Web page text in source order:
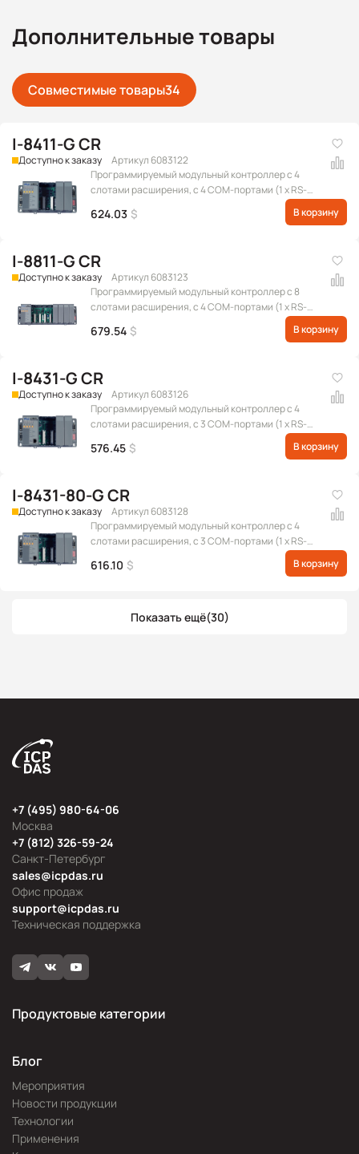
Дополнительные товары
Совместимые товары34
I-8411-G CR
Доступно к заказу
Артикул 6083122
Программируемый модульный контроллер с 4
слотами расширения, с 4 COM-портами (1 x RS-
232 для обновления прошивки, 1 x RS-485, 1 x RS-
232/RS-485, 1 x RS-232), серого цвета
624.03 $ В корзину
I-8811-G CR
Доступно к заказу
Артикул 6083123
Программируемый модульный контроллер с 8
слотами расширения, с 4 COM-портами (1 x RS-
232 для обновления прошивки, 1 x RS-485, 1 x RS-
232/RS-485, 1 x RS-232), серого цвета
679.54 $ В корзину
I-8431-G CR
Доступно к заказу
Артикул 6083126
Программируемый модульный контроллер с 4
слотами расширения, с 3 COM-портами (1 x RS-
232 для обновления прошивки, 1 x RS-232/RS-485, 1
x RS-232) и портом Ethernet, серого цвета
576.45 $ В корзину
I-8431-80-G CR
Доступно к заказу
Артикул 6083128
Программируемый модульный контроллер с 4
слотами расширения, с 3 COM-портами (1 x RS-
232 для обновления прошивки, 1 x RS-232/RS-485, 1
x RS-232) и портом Ethernet, с частотой
616.10 $ В корзину
Показать ещё(30)
Москва
+7 (495) 980-64-06
Офис продаж
sales@icpdas.ru
Санкт-Петербург
+7 (812) 326-59-24
Техническая поддержка
support@icpdas.ru
Продуктовые категории
Блог
Мероприятия
Новости продукции
Технологии
Применения